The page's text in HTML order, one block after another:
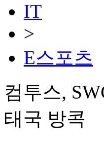
IT
>
E스포츠
컴투스,
태국 방콕